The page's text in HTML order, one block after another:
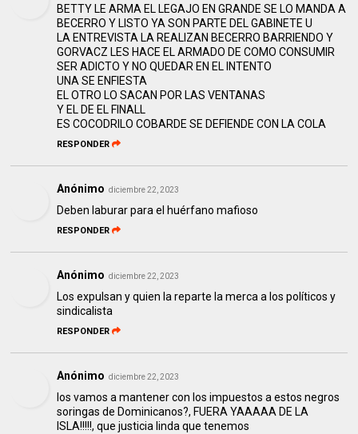
BETTY LE ARMA EL LEGAJO EN GRANDE SE LO MANDA A
BECERRO Y LISTO YA SON PARTE DEL GABINETE U
LA ENTREVISTA LA REALIZAN BECERRO BARRIENDO Y
GORVACZ LES HACE EL ARMADO DE COMO CONSUMIR
SER ADICTO Y NO QUEDAR EN EL INTENTO
UNA SE ENFIESTA
EL OTRO LO SACAN POR LAS VENTANAS
Y EL DE EL FINALL
ES COCODRILO COBARDE SE DEFIENDE CON LA COLA
RESPONDER
Anónimo diciembre 22, 2023
Deben laburar para el huérfano mafioso
RESPONDER
Anónimo diciembre 22, 2023
Los expulsan y quien la reparte la merca a los políticos y
sindicalista
RESPONDER
Anónimo diciembre 22, 2023
los vamos a mantener con los impuestos a estos negros
soringas de Dominicanos?, FUERA YAAAAA DE LA
ISLA!!!!!, que justicia linda que tenemos